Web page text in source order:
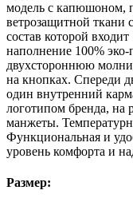
модель с капюшоном,
ветрозащитной ткани
состав которой
наполнение 100% эко-
двухстороннюю
на кнопках. Спереди
один внутренний
логотипом бренда, на
манжеты.
Функциональная и
уровень комфорта и
Размер: